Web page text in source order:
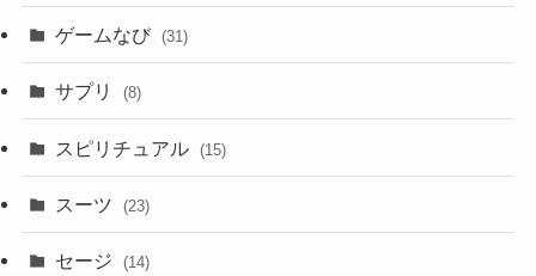
ゲームなび (31)
サプリ (8)
スピリチュアル (15)
スーツ (23)
セージ (14)